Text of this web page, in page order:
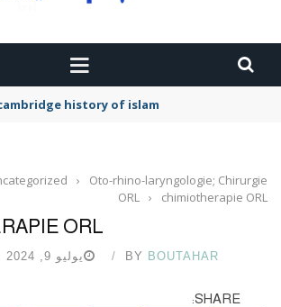
history of islam
›
Oto-rhino-laryngologie; Chirurgie
ORL › chimiotherapie ORL
ORL
BY BOUTAHAR يوليو 9, 2024
SHARE: